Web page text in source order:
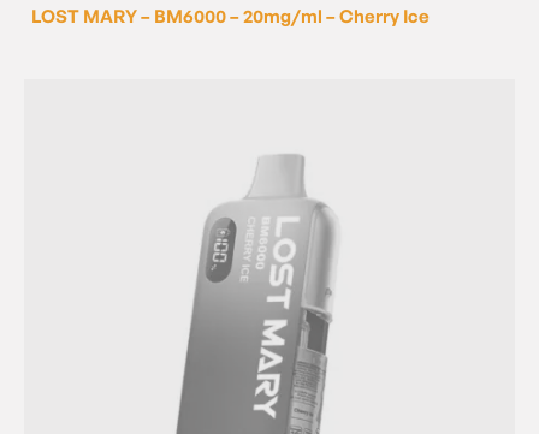
LOST MARY – BM6000 – 20mg/ml – Cherry Ice